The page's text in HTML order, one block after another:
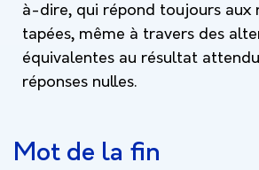
à-dire, qui répond toujours aux
tapées, même à travers des
équivalentes au résultat
réponses nulles.
Mot de la fin